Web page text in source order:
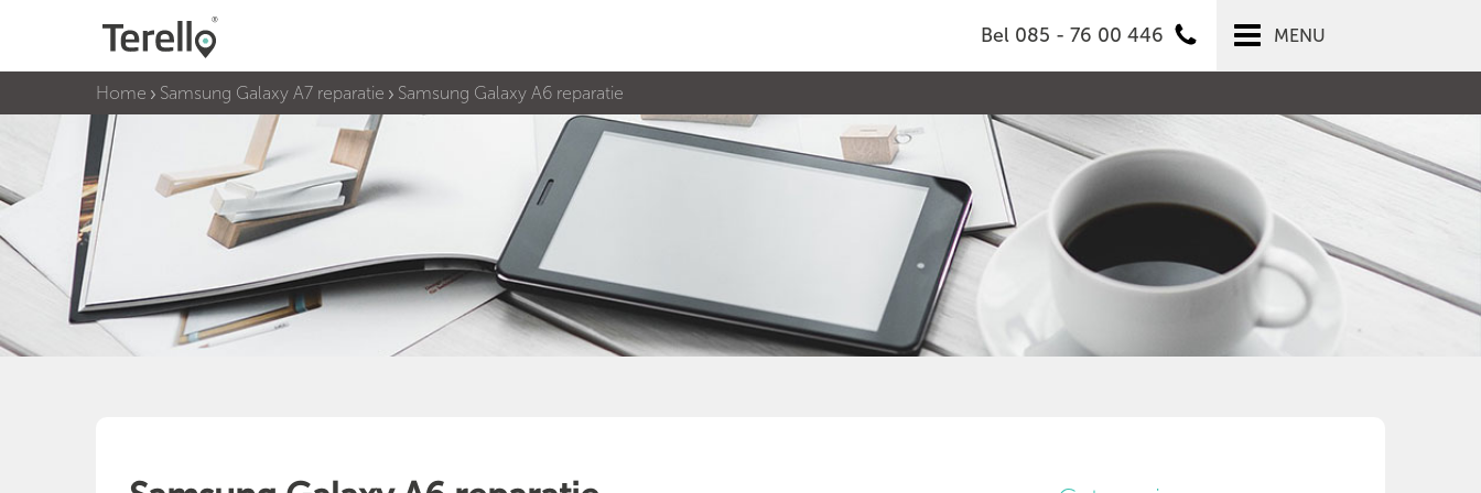
Bel 085 - 76 00 446 MENU
Home Samsung Galaxy A7 reparatie Samsung Galaxy A6 reparatie